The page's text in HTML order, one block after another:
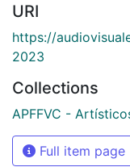
URI
https://
2023
Collections
APFFVC -
Full item page